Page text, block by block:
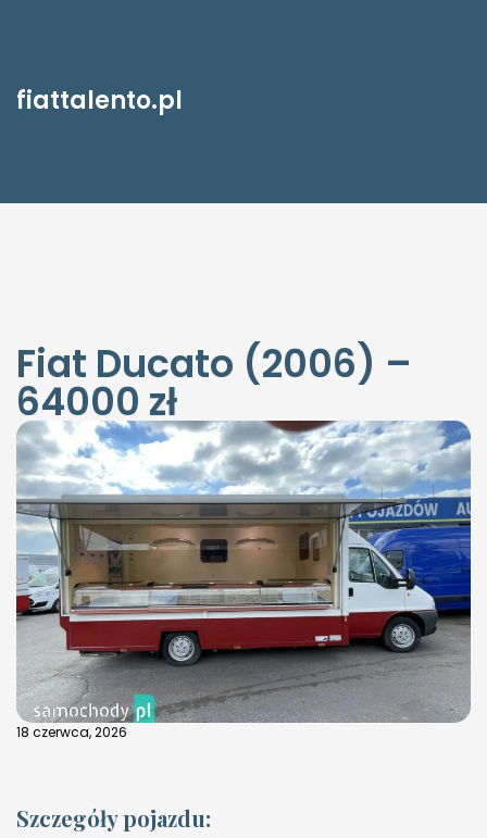
fiattalento.pl
Fiat Ducato (2006) –
64000 zł
18 czerwca, 2026
Szczegóły pojazdu: